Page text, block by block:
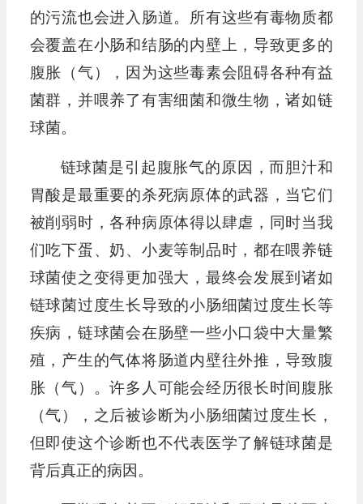
的污流也会进入肠道。所有这些有毒物质都
会覆盖在小肠和结肠的内壁上，导致更多的
腹胀（气），因为这些毒素会阻碍各种有益
菌群，并喂养了有害细菌和微生物，诸如链
球菌。
链球菌是引起腹胀气的原因，而胆汁和
胃酸是最重要的杀死病原体的武器，当它们
被削弱时，各种病原体得以肆虐，同时当我
们吃下蛋、奶、小麦等制品时，都在喂养链
球菌使之变得更加强大，最终会发展到诸如
链球菌过度生长导致的小肠细菌过度生长等
疾病，链球菌会在肠壁一些小口袋中大量繁
殖，产生的气体将肠道内壁往外推，导致腹
胀（气）。许多人可能会经历很长时间腹胀
（气），之后被诊断为小肠细菌过度生长，
但即使这个诊断也不代表医学了解链球菌是
背后真正的病因。